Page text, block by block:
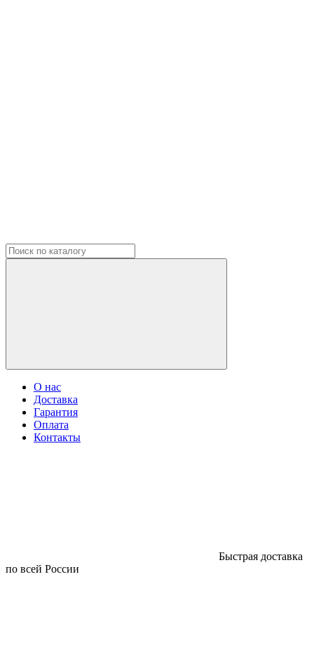
О нас
Доставка
Гарантия
Оплата
Контакты
Быстрая доставка
по всей России